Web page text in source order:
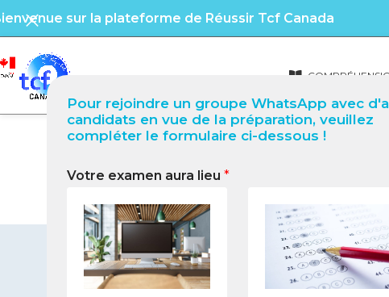
Pour rejoindre un groupe WhatsApp avec
candidats en vue de la préparation, veuillez
compléter le formulaire ci-dessous !
Votre examen aura lieu *
sur la plateforme de Réussir Tcf Canada
TCF Québec à